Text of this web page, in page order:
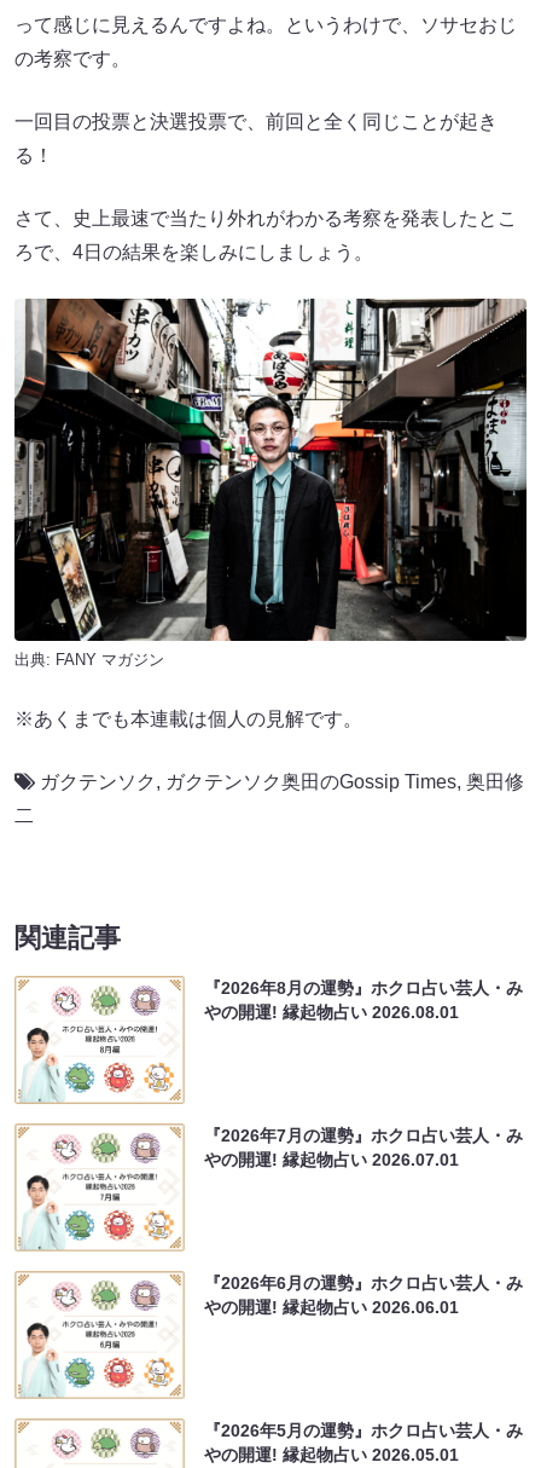
って感じに見えるんですよね。というわけで、ソサセおじ
の考察です。
一回目の投票と決選投票で、前回と全く同じことが起き
る！
さて、史上最速で当たり外れがわかる考察を発表したとこ
ろで、4日の結果を楽しみにしましょう。
出典: FANY マガジン
※あくまでも本連載は個人の見解です。
ガクテンソク , ガクテンソク奥田のGossip Times, 奥田修
二
関連記事
『2026年8月の運勢』ホクロ占い芸人・み
やの開運! 縁起物占い2026.08.01
『2026年7月の運勢』ホクロ占い芸人・み
やの開運! 縁起物占い2026.07.01
『2026年6月の運勢』ホクロ占い芸人・み
やの開運! 縁起物占い2026.06.01
『2026年5月の運勢』ホクロ占い芸人・み
やの開運! 縁起物占い2026.05.01